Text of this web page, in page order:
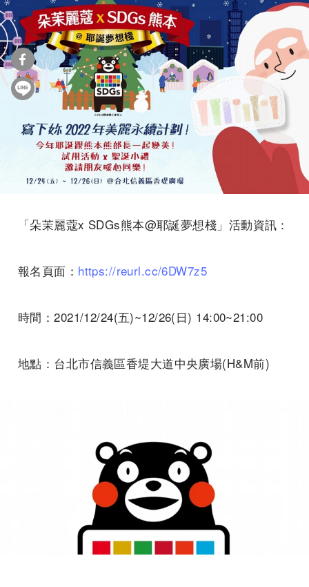
「朵茉麗蔻x SDGs熊本@耶誕夢想棧」活動資訊：
報名頁面： https://reurl.cc/6DW7z5
時間：2021/12/24(五)~12/26(日) 14:00~21:00
地點 ： 台北市信義區香堤大道中央廣場(H&M前)